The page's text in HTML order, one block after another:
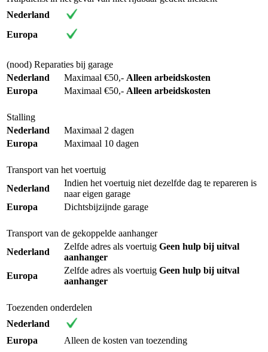
Nederland
Europa
(nood) Reparaties bij garage
Nederland
Maximaal €50,- Alleen arbeidskosten
Europa
Maximaal €50,- Alleen arbeidskosten
Stalling
Nederland
Maximaal 2 dagen
Europa
Maximaal 10 dagen
Transport van het voertuig
Nederland
Indien het voertuig niet dezelfde dag te repareren is
naar eigen garage
Europa
Dichtsbijzijnde garage
Transport van de gekoppelde aanhanger
Nederland
Zelfde adres als voertuig Geen hulp bij uitval
aanhanger
Europa
Zelfde adres als voertuig Geen hulp bij uitval
aanhanger
Toezenden onderdelen
Nederland
Europa
Alleen de kosten van toezending